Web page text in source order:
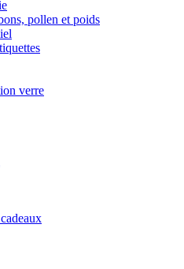
pollen et poids
verre